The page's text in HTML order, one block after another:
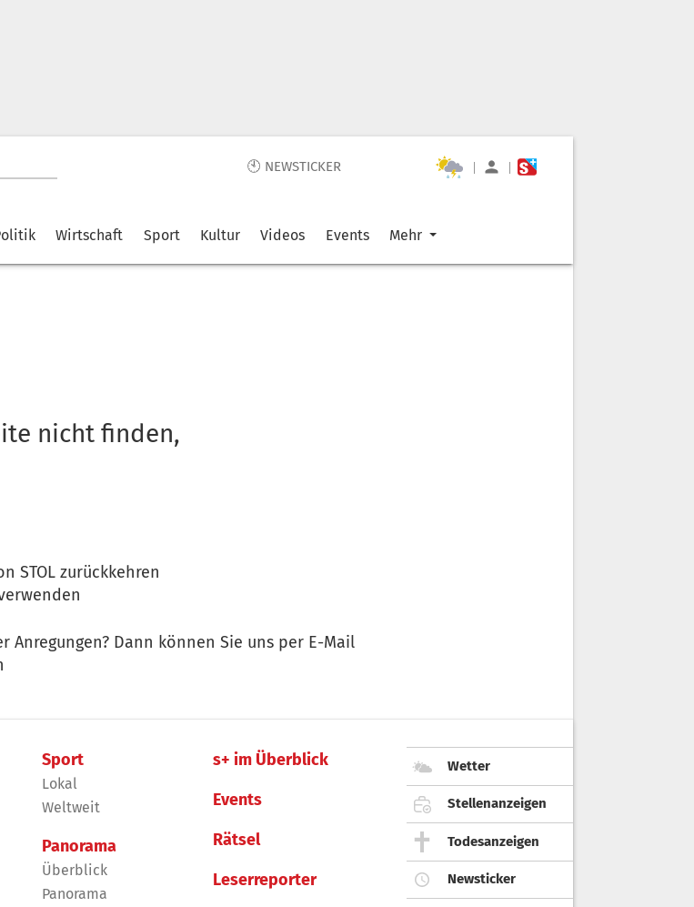
🕙 NEWSTICKER | |
Wirtschaft Sport Kultur Videos Events Mehr
nicht finden,
STOL zurückkehren
Anregungen? Dann können Sie uns per E-Mail
Sport
Lokal
Weltweit
Panorama
Überblick
Panorama
s+ im Überblick
Events
Rätsel
Leserreporter
Wetter
Stellenanzeigen
Todesanzeigen
Newsticker